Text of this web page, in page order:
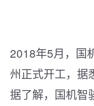
2018年5月，国
州正式开工，据
据了解，国机智